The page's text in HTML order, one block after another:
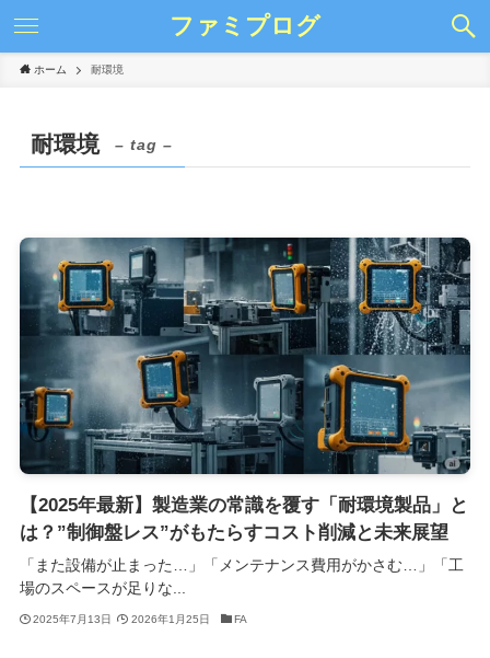
ファミプログ
ホーム 耐環境
耐環境 – tag –
【2025年最新】製造業の常識を覆す「耐環境製品」と
は？”制御盤レス”がもたらすコスト削減と未来展望
「また設備が止まった…」「メンテナンス費用がかさむ…」「工
場のスペースが足りな...
2025年7月13日 2026年1月25日 FA